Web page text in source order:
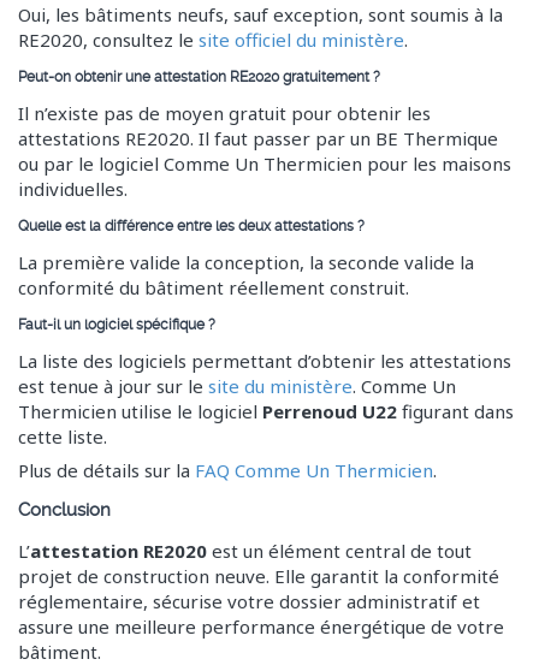
Oui, les bâtiments neufs, sauf exception, sont soumis à la
RE2020, consultez le site officiel du ministère.
Peut-on obtenir une attestation RE2020 gratuitement ?
Il n’existe pas de moyen gratuit pour obtenir les
attestations RE2020. Il faut passer par un BE Thermique
ou par le logiciel Comme Un Thermicien pour les maisons
individuelles.
Quelle est la différence entre les deux attestations ?
La première valide la conception, la seconde valide la
conformité du bâtiment réellement construit.
Faut-il un logiciel spécifique ?
La liste des logiciels permettant d’obtenir les attestations
est tenue à jour sur le site du ministère. Comme Un
Thermicien utilise le logiciel Perrenoud U22 figurant dans
cette liste.
Plus de détails sur la FAQ Comme Un Thermicien.
Conclusion
L’attestation RE2020 est un élément central de tout
projet de construction neuve. Elle garantit la conformité
réglementaire, sécurise votre dossier administratif et
assure une meilleure performance énergétique de votre
bâtiment.